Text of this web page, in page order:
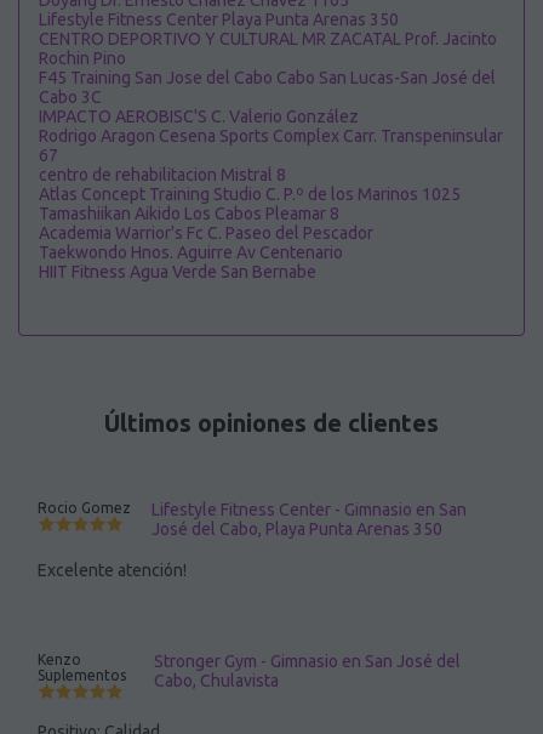
Lifestyle Fitness Center Playa Punta Arenas 350
CENTRO DEPORTIVO Y CULTURAL MR ZACATAL Prof. Jacinto
Rochin Pino
F45 Training San Jose del Cabo Cabo San Lucas-San José del
Cabo 3C
IMPACTO AEROBISC'S C. Valerio González
Rodrigo Aragon Cesena Sports Complex Carr. Transpeninsular
67
centro de rehabilitacion Mistral 8
Atlas Concept Training Studio C. P.º de los Marinos 1025
Tamashiikan Aikido Los Cabos Pleamar 8
Academia Warrior's Fc C. Paseo del Pescador
Taekwondo Hnos. Aguirre Av Centenario
HIIT Fitness Agua Verde San Bernabe
Últimos opiniones de clientes
Rocio Gomez
Lifestyle Fitness Center - Gimnasio en San
José del Cabo, Playa Punta Arenas 350
Excelente atención!
Kenzo
Suplementos
Stronger Gym - Gimnasio en San José del
Cabo, Chulavista